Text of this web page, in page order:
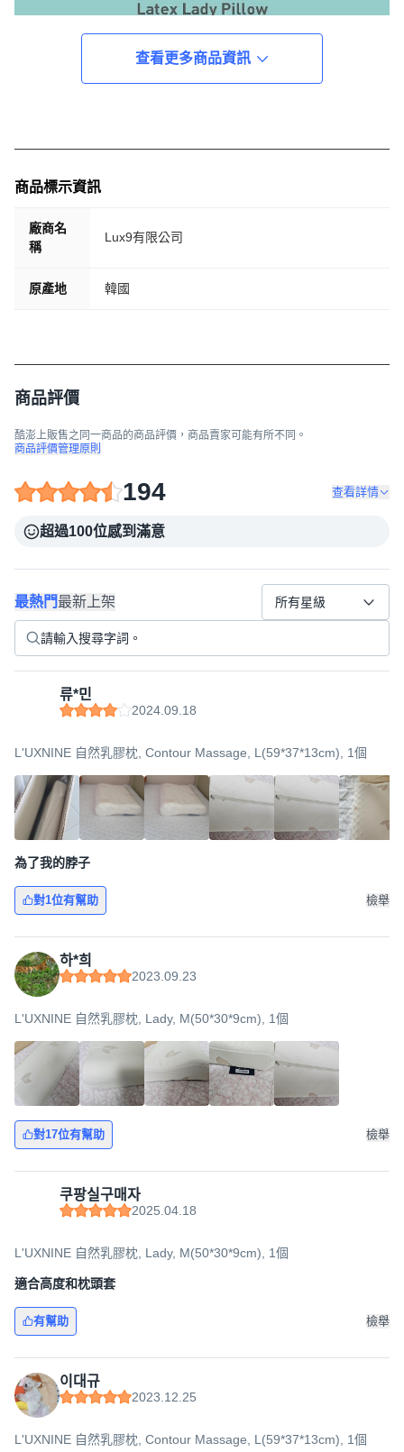
查看更多商品資訊
商品標示資訊
廠商名
稱
Lux9有限公司
原產地 韓國
商品評價
酷澎上販售之同一商品的商品評價，商品賣家可能有所不同。
商品評價管理原則
194 查看詳情
超過100位感到滿意
最熱門最新上架 所有星級
류*민
2024.09.18
L'UXNINE 自然乳膠枕, Contour Massage, L(59*37*13cm), 1個
為了我的脖子
對1位有幫助 檢舉
하*희
2023.09.23
L'UXNINE 自然乳膠枕, Lady, M(50*30*9cm), 1個
對17位有幫助 檢舉
쿠팡실구매자
2025.04.18
L'UXNINE 自然乳膠枕, Lady, M(50*30*9cm), 1個
適合高度和枕頭套
有幫助 檢舉
이대규
2023.12.25
L'UXNINE 自然乳膠枕, Contour Massage, L(59*37*13cm), 1個